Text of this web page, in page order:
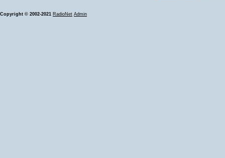
Copyright © 2002-2021 RadioNet Admin